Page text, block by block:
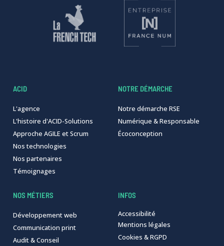
ACID
L'agence
L'histoire d'ACID-Solutions
Approche AGILE et Scrum
Nos technologies
Nos partenaires
Témoignages
NOTRE DÉMARCHE
Notre démarche RSE
Numérique & Responsable
Écoconception
NOS MÉTIERS
Développement web
Communication print
Audit & Conseil
INFOS
Accessibilité
Mentions légales
Cookies & RGPD